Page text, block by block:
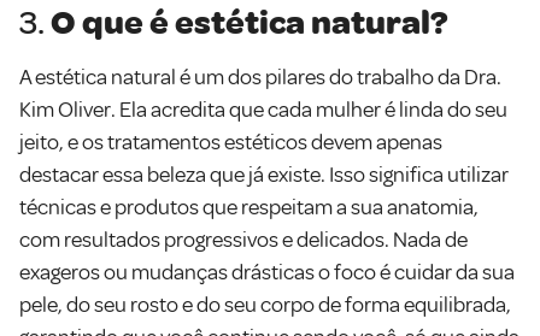
3.O que é estética natural?
A estética natural é um dos pilares do trabalho da Dra.
Kim Oliver. Ela acredita que cada mulher é linda do seu
jeito, e os tratamentos estéticos devem apenas
destacar essa beleza que já existe. Isso significa utilizar
técnicas e produtos que respeitam a sua anatomia,
com resultados progressivos e delicados. Nada de
exageros ou mudanças drásticas o foco é cuidar da sua
pele, do seu rosto e do seu corpo de forma equilibrada,